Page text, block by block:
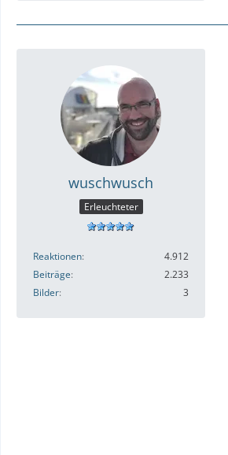
wuschwusch
Erleuchteter
Reaktionen
4.912
Beiträge
2.233
Bilder
3